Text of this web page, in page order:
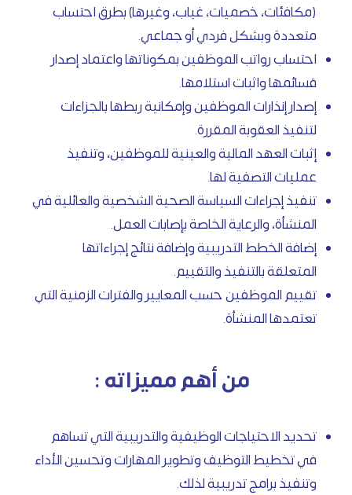
(مكافئات، خصميات، غياب، وغيرها) بطرق احتساب
متعددة وبشكل فردي أو جماعي.
احتساب رواتب الموظفين بمكوناتها واعتماد إصدار
قسائمها واثبات استلامها.
إصدار إنذارات الموظفين وإمكانية ربطها بالجزاءات
لتنفيذ العقوبة المقررة.
إثبات العهد المالية والعينية للموظفين، وتنفيذ
عمليات التصفية لها.
تنفيذ إجراءات السياسة الصحية الشخصية والعائلية في
المنشأة، والرعاية الخاصة بإصابات العمل.
إضافة الخطط التدريبية وإضافة نتائج إجراءاتها
المتعلقة بالتنفيذ والتقييم.
تقييم الموظفين حسب المعايير والفترات الزمنية التي
تعتمدها المنشأة.
من أهم مميزاته :
تحديد الاحتياجات الوظيفية والتدريبية التي تساهم
في تخطيط التوظيف وتطوير المهارات وتحسين الأداء
وتنفيذ برامج تدريبية لذلك.